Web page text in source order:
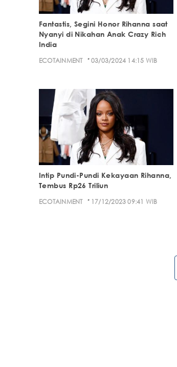
Fantastis, Segini Honor Rihanna saat
Nyanyi di Nikahan Anak Crazy Rich
India
ECOTAINMENT · 03/03/2024 14:15 WIB
Intip Pundi-Pundi Kekayaan Rihanna,
Tembus Rp26 Triliun
ECOTAINMENT · 17/12/2023 09:41 WIB